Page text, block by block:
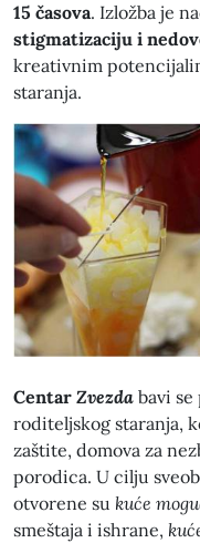
15 časova. Izložba je
stigmatizaciju i
kreativnim
staranja.
Centar Zvezda bavi
roditeljskog staranja,
zaštite, domova za
porodica. U cilju
otvorene su kuće
smeštaja i ishrane,